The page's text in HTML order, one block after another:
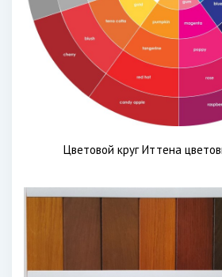
Цветовой круг Иттена